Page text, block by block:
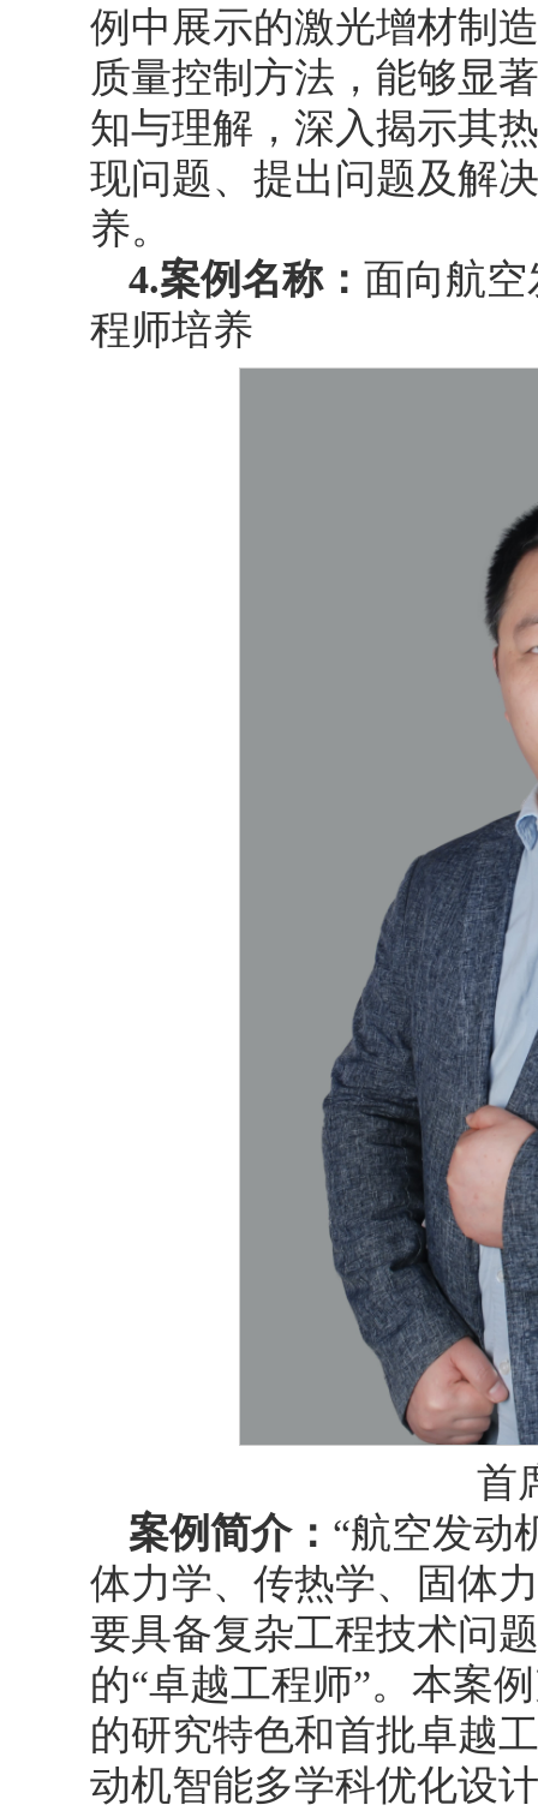
例中展示的激光增材制
质量控制方法，能够显
知与理解，深入揭示其
现问题、提出问题及解
养。
4.案例名称： 面向航
程师培养
首
案例简介： “航空发动
体力学、传热学、固体
要具备复杂工程技术问
的“卓越工程师”。本案
的研究特色和首批卓越
动机智能多学科优化设